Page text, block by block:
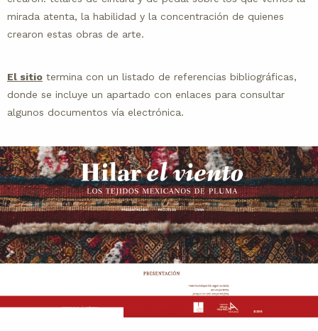
mirada atenta, la habilidad y la concentración de quienes
crearon estas obras de arte.
El sitio termina con un listado de referencias bibliográficas,
donde se incluye un apartado con enlaces para consultar
algunos documentos vía electrónica.